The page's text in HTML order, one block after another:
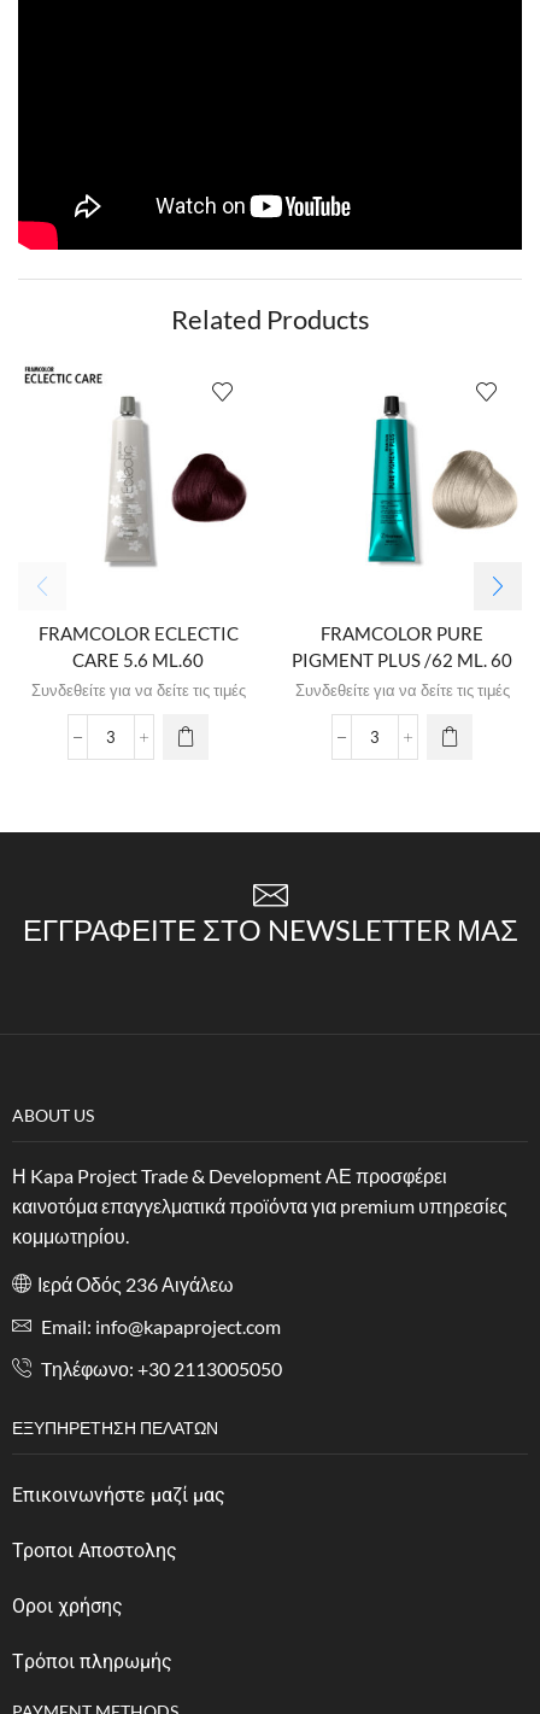
Related Products
FRAMCOLOR ECLECTIC
CARE 5.6 ML.60
Συνδεθείτε για να δείτε τις τιμές
FRAMCOLOR PURE
PIGMENT PLUS /62 ML. 60
Συνδεθείτε για να δείτε τις τιμές
ΕΓΓΡΑΦΕΊΤΕ ΣΤΟ NEWSLETTER ΜΑΣ
ABOUT US
Η Kapa Project Trade & Development ΑΕ προσφέρει
καινοτόμα επαγγελματικά προϊόντα για premium υπηρεσίες
κομμωτηρίου.
Ιερά Οδός 236 Αιγάλεω
Email: info@kapaproject.com
Tηλέφωνο: +30 2113005050
ΕΞΥΠΗΡΈΤΗΣΗ ΠΕΛΑΤΏΝ
Επικοινωνήστε μαζί μας
Τροποι Αποστολης
Οροι χρήσης
Tρόποι πληρωμής